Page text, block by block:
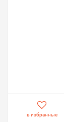
в избранные